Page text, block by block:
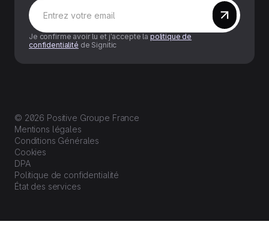
Je confirme avoir lu et j’accepte la politique de
confidentialité de Signitic
© 2026 Positive Groupe France
Mentions légales
Conditions Générales
Cookies
DPA
Politique de confidentialité
État des services